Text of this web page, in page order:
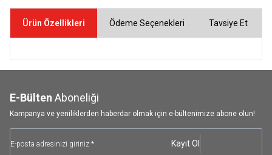
Ürün Özellikleri Ödeme Seçenekleri Tavsiye Et
E-Bülten Aboneliği
Kampanya ve yeniliklerden haberdar olmak için e-bültenimize abone olun!
Kayıt Ol